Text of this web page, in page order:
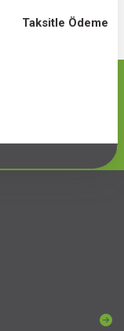
Taksitle Ödeme